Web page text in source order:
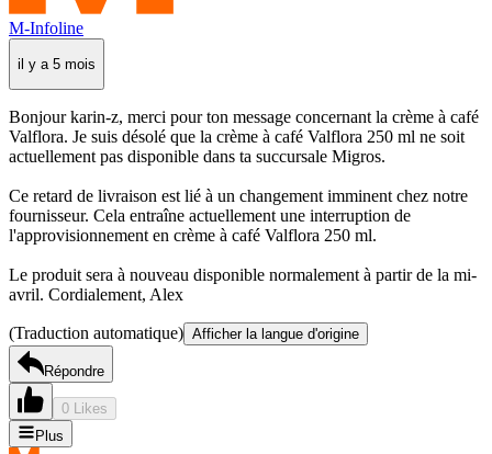
M-Infoline
il y a 5 mois
Bonjour karin-z, merci pour ton message concernant la crème à café
Valflora. Je suis désolé que la crème à café Valflora 250 ml ne soit
actuellement pas disponible dans ta succursale Migros.
Ce retard de livraison est lié à un changement imminent chez notre
fournisseur. Cela entraîne actuellement une interruption de
l'approvisionnement en crème à café Valflora 250 ml.
Le produit sera à nouveau disponible normalement à partir de la mi-
avril. Cordialement, Alex
(Traduction automatique) Afficher la langue d'origine
Répondre
0 Likes
Plus